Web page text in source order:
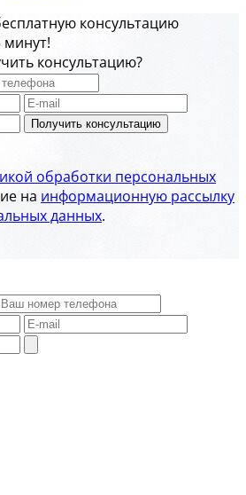
консультацию
минут!
консультацию?
Получить консультацию
обработки персональных
на информационную рассылку
данных.